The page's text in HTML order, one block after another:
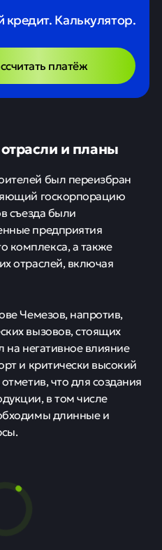
кредит. Калькулятор.
платёж
и планы
был переизбран
госкорпорацию
съезда были
предприятия
а также
отраслей, включая
Чемезов, напротив,
вызовов, стоящих
на негативное влияние
и критически высокий
что для создания
в том числе
длинные и